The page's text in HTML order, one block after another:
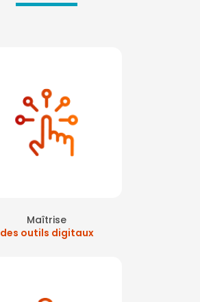
Maîtrise
des outils digitaux